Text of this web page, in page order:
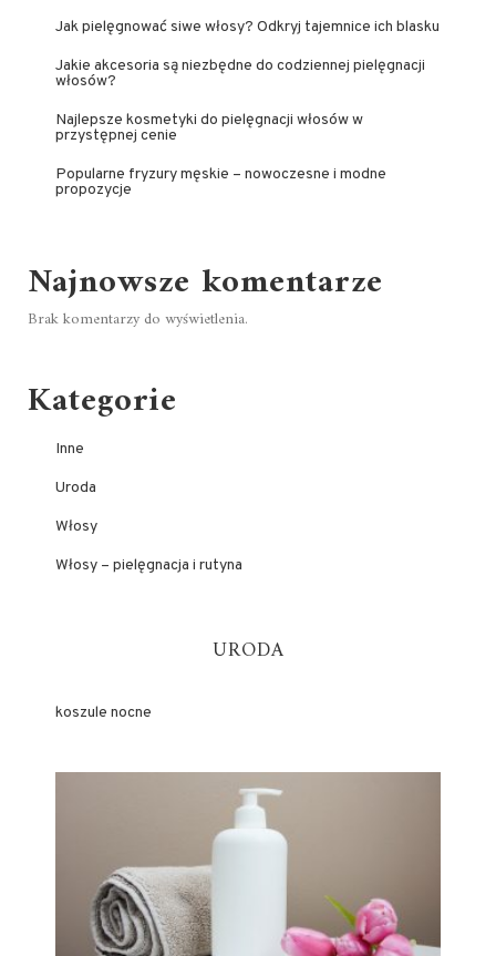
Jak pielęgnować siwe włosy? Odkryj tajemnice ich blasku
Jakie akcesoria są niezbędne do codziennej pielęgnacji
włosów?
Najlepsze kosmetyki do pielęgnacji włosów w
przystępnej cenie
Popularne fryzury męskie – nowoczesne i modne
propozycje
Najnowsze komentarze
Brak komentarzy do wyświetlenia.
Kategorie
Inne
Uroda
Włosy
Włosy – pielęgnacja i rutyna
URODA
koszule nocne